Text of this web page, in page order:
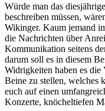
Würde man das
beschreiben müssen,
Wikinger. Kaum jemand
die Nachrichten über
Kommunikation seitens
darum soll es in diesem
Widrigkeiten haben es die
Beine zu stellen, welches
euch auf einen
Konzerte, knöcheltiefen